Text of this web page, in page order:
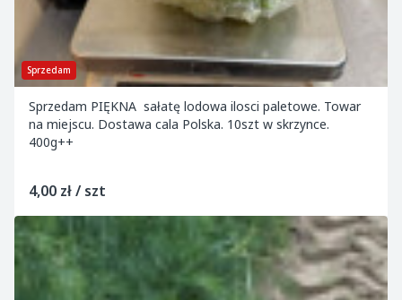
Sprzedam
Sprzedam PIĘKNA sałatę lodowa ilosci paletowe. Towar
na miejscu. Dostawa cala Polska. 10szt w skrzynce.
400g++
4,00 zł / szt